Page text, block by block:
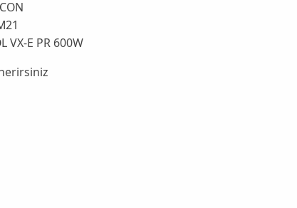
VX-E PR 600W